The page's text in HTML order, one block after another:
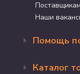
Наши
Помощь
Доставка и
Каталог